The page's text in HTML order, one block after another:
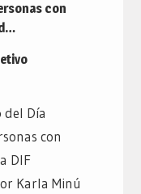
con
del Día
con
DIF
Karla Minú